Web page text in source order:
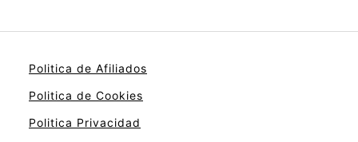
Politica de Afiliados
Politica de Cookies
Politica Privacidad